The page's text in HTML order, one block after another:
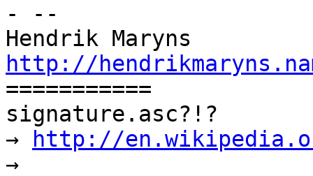
- --
http://
===========
signature.asc?!?
→
http://